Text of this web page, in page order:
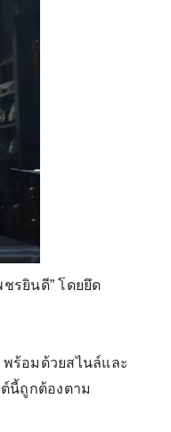
รยินดี” โดยยึด
พร้อมด้วยสไนล์และ
นี้ถูกต้องตาม